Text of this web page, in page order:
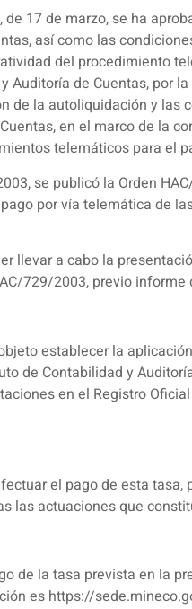
17 de marzo, se ha
así como las
del procedimiento
Auditoría de Cuentas, por
de la autoliquidación y
en el marco de la
telemáticos para el
se publicó la Orden
por vía telemática de
llevar a cabo la
729/2003, previo
establecer la
de Contabilidad y
en el Registro
el pago de esta
las actuaciones que
de la tasa prevista en la
es https://